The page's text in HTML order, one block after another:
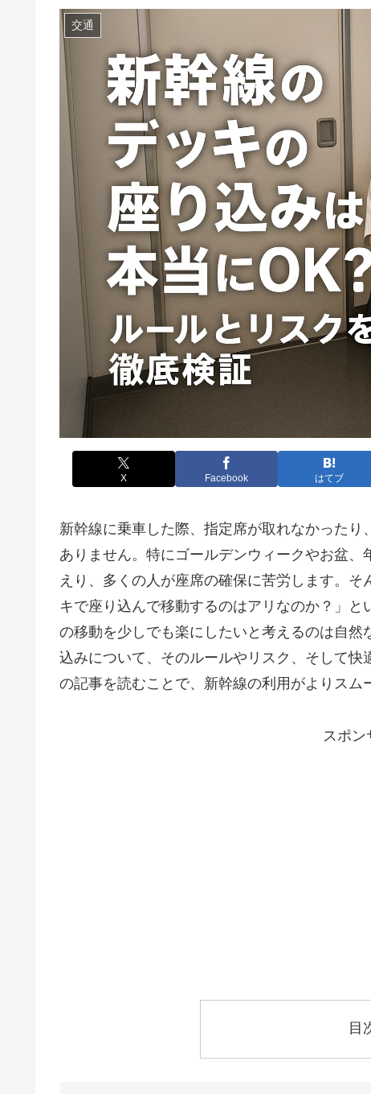
交通
X Facebook はてブ
新幹線に乗車した際、指定席が取れなかった
ありません。特にゴールデンウィークやお盆
えり、多くの人が座席の確保に苦労します。
キで座り込んで移動するのはアリなのか？」
の移動を少しでも楽にしたいと考えるのは自
込みについて、そのルールやリスク、そして
の記事を読むことで、新幹線の利用がよりスム
スポン
目